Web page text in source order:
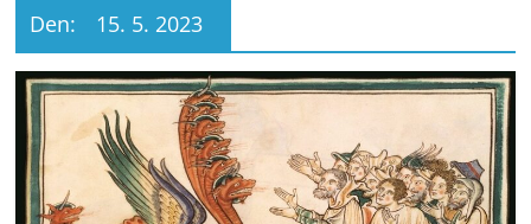
Den: 15. 5. 2023